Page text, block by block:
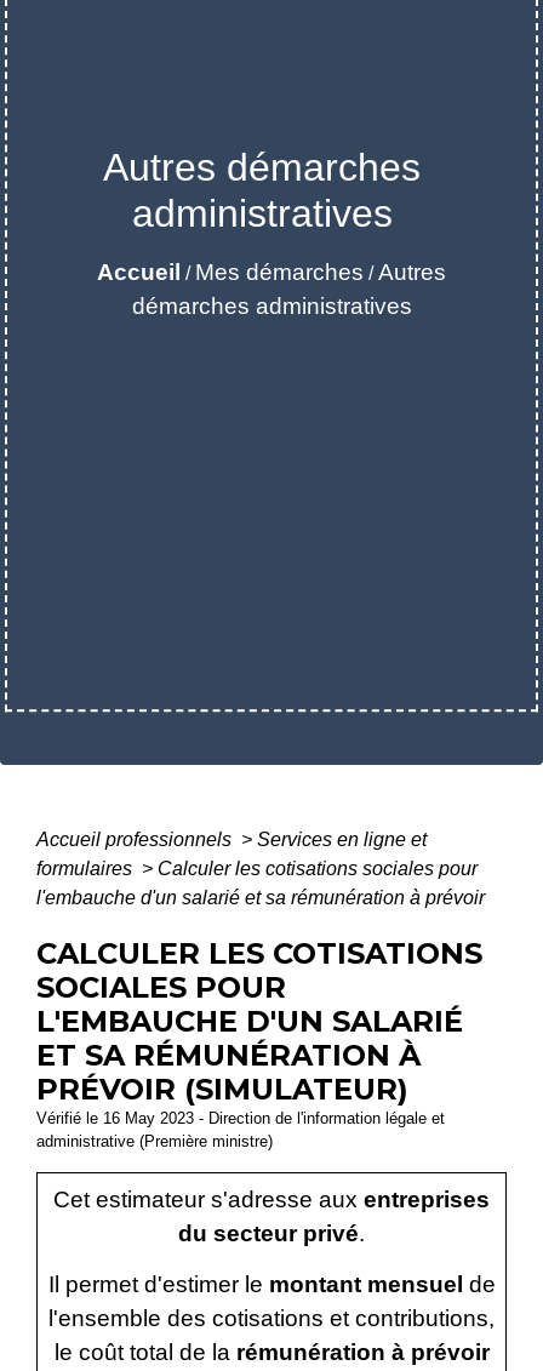
Autres démarches
administratives
Accueil / Mes démarches /Autres
démarches administratives
Accueil professionnels > Services en ligne et
formulaires > Calculer les cotisations sociales pour
l'embauche d'un salarié et sa rémunération à prévoir
CALCULER LES COTISATIONS
SOCIALES POUR
L'EMBAUCHE D'UN SALARIÉ
ET SA RÉMUNÉRATION À
PRÉVOIR (SIMULATEUR)
Vérifié le 16 May 2023 - Direction de l'information légale et
administrative (Première ministre)
Cet estimateur s'adresse aux entreprises
du secteur privé.
Il permet d'estimer le montant mensuel de
l'ensemble des cotisations et contributions,
le coût total de la rémunération à prévoir